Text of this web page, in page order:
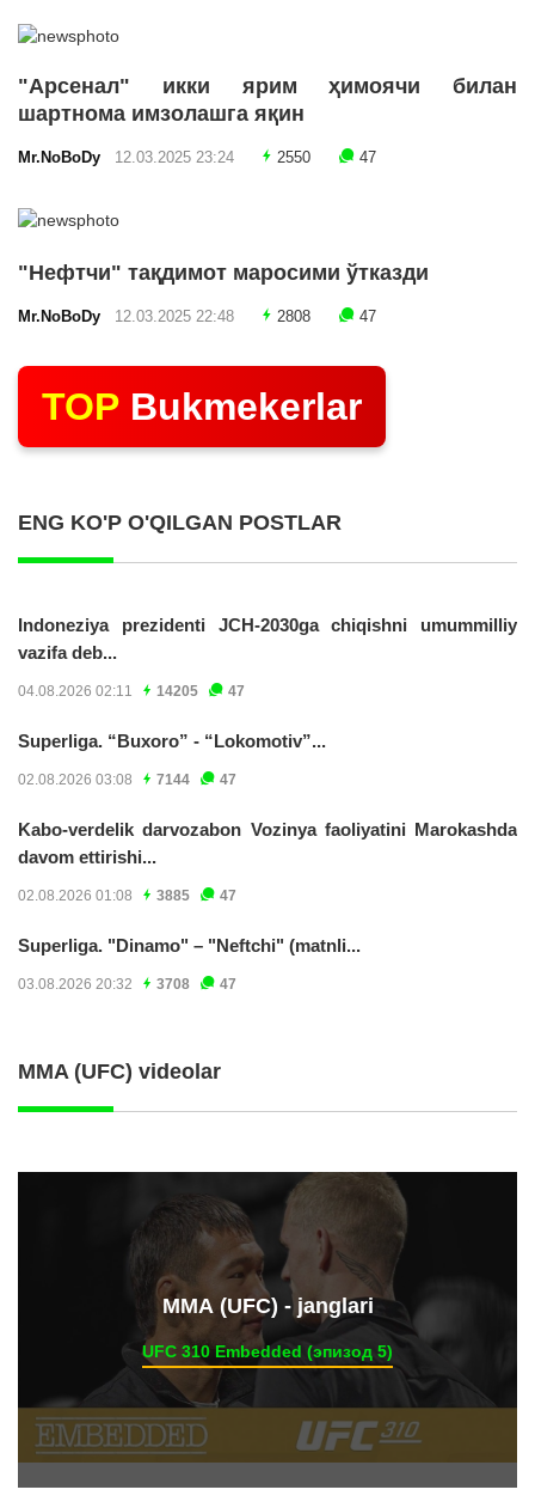
"Арсенал" икки ярим ҳимоячи билан
шартнома имзолашга яқин
Mr.NoBoDy 12.03.2025 23:24 2550 47
"Нефтчи" тақдимот маросими ўтказди
Mr.NoBoDy 12.03.2025 22:48 2808 47
TOP Bukmekerlar
ENG KO'P O'QILGAN POSTLAR
Indoneziya prezidenti JCH-2030ga chiqishni umummilliy
vazifa deb...
04.08.2026 02:11 14205 47
Superliga. “Buxoro” - “Lokomotiv”...
02.08.2026 03:08 7144 47
Kabo-verdelik darvozabon Vozinya faoliyatini Marokashda
davom ettirishi...
02.08.2026 01:08 3885 47
Superliga. "Dinamo" – "Neftchi" (matnli...
03.08.2026 20:32 3708 47
MMA (UFC) videolar
ММА (UFC) - janglari
UFC 310 Embedded (эпизод 5)